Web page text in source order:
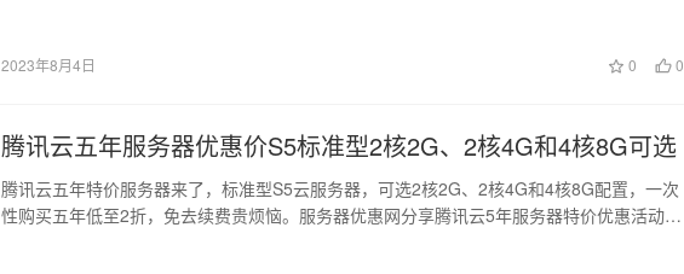
2023年8月4日 0 0
腾讯云五年服务器优惠价S5标准型2核2G、2核4G和4核8G可选
腾讯云五年特价服务器来了，标准型S5云服务器，可选2核2G、2核4G和4核8G配置，一次
性购买五年低至2折，免去续费贵烦恼。服务器优惠网分享腾讯云5年服务器特价优惠活动、